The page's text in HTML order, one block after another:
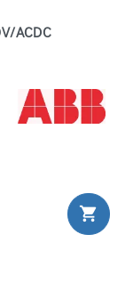
ACDC
shopping_cart